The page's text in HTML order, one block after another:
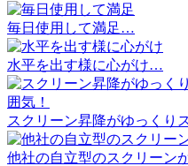
毎日使用して満足…
水平を出す様に心がけ…
スクリーン昇降がゆっくり
他社の自立型のスクリーン